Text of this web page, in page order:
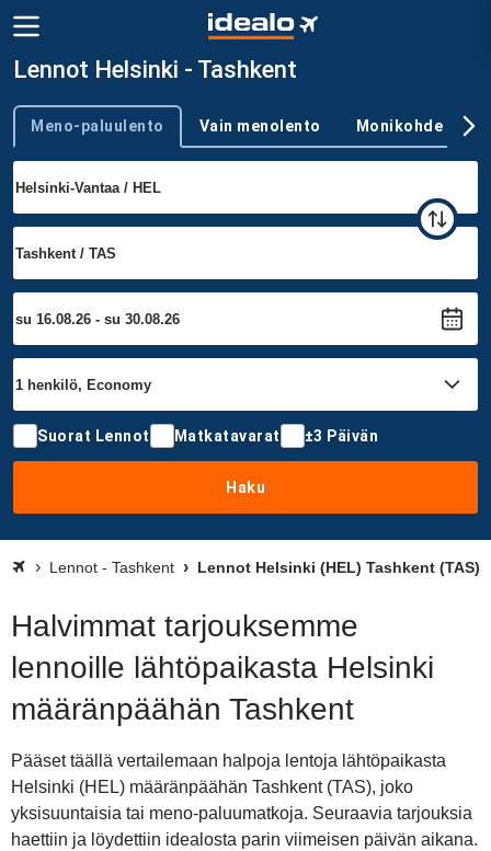
Lennot Helsinki - Tashkent
Trip type
Meno-paluulento Vain menolento Monikohde
Suorat Lennot Matkatavarat ±3 Päivän
Haku
Lennot - Tashkent Lennot Helsinki (HEL) Tashkent (TAS)
Halvimmat tarjouksemme
lennoille lähtöpaikasta Helsinki
määränpäähän Tashkent
Pääset täällä vertailemaan halpoja lentoja lähtöpaikasta
Helsinki (HEL) määränpäähän Tashkent (TAS), joko
yksisuuntaisia tai meno-paluumatkoja. Seuraavia tarjouksia
haettiin ja löydettiin idealosta parin viimeisen päivän aikana.